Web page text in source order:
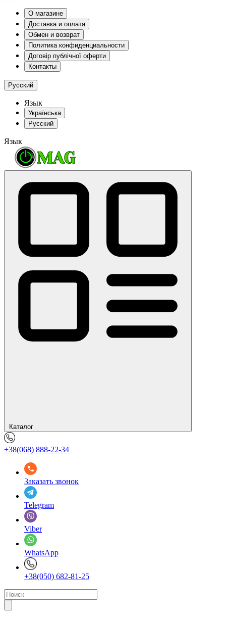
О магазине
Доставка и оплата
Обмен и возврат
Политика конфиденциальности
Договір публічної оферти
Контакты
Русский
Язык
Українська
Русский
Язык
Каталог
+38(068) 888-22-34
Заказать звонок
Telegram
Viber
WhatsApp
+38(050) 682-81-25